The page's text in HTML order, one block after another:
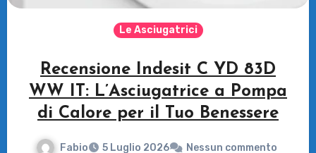
Le Asciugatrici
Recensione Indesit C YD 83D
WW IT: L’Asciugatrice a Pompa
di Calore per il Tuo Benessere
Fabio 5 Luglio 2026 Nessun commento